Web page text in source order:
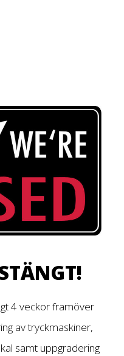
4 veckor framöver
av tryckmaskiner,
samt uppgradering